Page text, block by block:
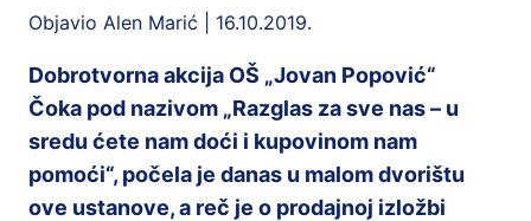
Objavio Alen Marić | 16.10.2019.
Dobrotvorna akcija OŠ „Jovan Popović“
Čoka pod nazivom „Razglas za sve nas – u
sredu ćete nam doći i kupovinom nam
pomoći“, počela je danas u malom dvorištu
ove ustanove, a reč je o prodajnoj izložbi